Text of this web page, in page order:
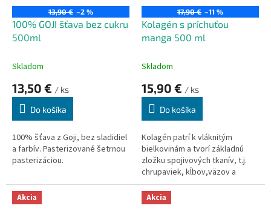
13,90 € –2 %
100% GOJI šťava bez cukru
500ml
Skladom
13,50 € / ks
Do košíka
100% šťava z Goji, bez sladidiel
a farbív. Pasterizované šetrnou
pasterizáciou.
17,90 € –11 %
Kolagén s príchuťou
manga 500 ml
Skladom
15,90 € / ks
Do košíka
Kolagén patrí k vláknitým
bielkovinám a tvorí základnú
zložku spojivových tkanív, t.j.
chrupaviek, kĺbov,väzov a
šliach, kože, vlasov a nechtov.
Kyselina hyalurónová je taktiež
látka telu príbuzná, tvorí súčasť
Akcia Akcia